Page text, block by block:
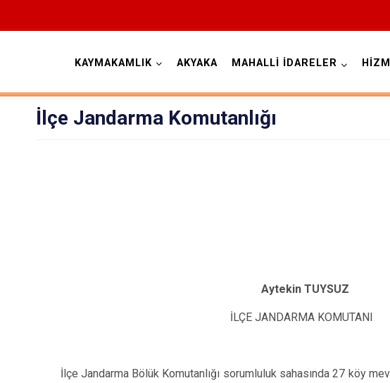
Kağızman
Sarıkamış
KAYMAKAMLIK AKYAKA MAHALLİ İDARELER
İlçe Jandarma Komutanlığı
Aytekin TUYSUZ
İLÇE JANDARMA KOMUTANI
İlçe Jandarma Bölük Komutanlığı sorumluluk sahasında 27 köy